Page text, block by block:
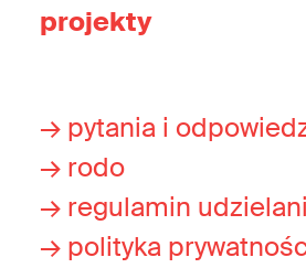
projekty
→ pytania i
→ rodo
→ regulamin
→ polityka